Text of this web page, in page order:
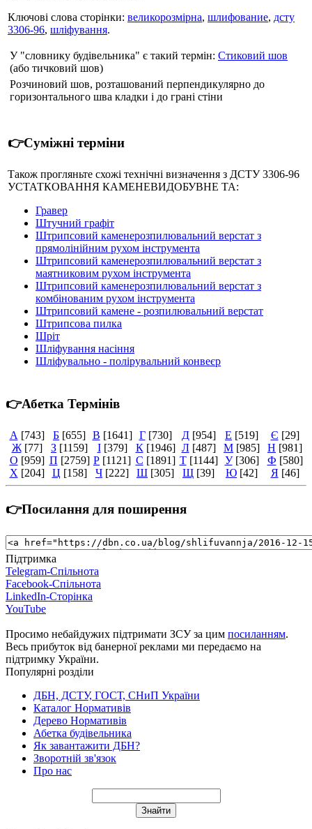
Ключові слова сторінки: великорозмірна, шлифование, дсту
3306-96, шліфування.
У "словнику будівельника" є такий термін: Стиковий шов
(або тичковий шов)
Розчиновий шов, розташований перпендикулярно до
горизонтального шва кладки і до грані стіни
👉Суміжні терміни
Також прогляньте схожі технічні визначення з ДСТУ 3306-96
УСТАТКОВАННЯ КАМЕНЕВИДОБУВНЕ ТА:
Гравер
Штучний графіт
Штрипсовий каменерозпилювальний верстат з
прямолінійним рухом інструмента
Штрипсовий каменерозпилювальний верстат з
маятниковим рухом інструмента
Штрипсовий каменерозпилювальний верстат з
комбінованим рухом інструмента
Штрипсовий камене - розпилювальний верстат
Штрипсова пилка
Шріт
Шліфування насіння
Шліфувально - полірувальний конвеєр
👉Абетка Термінів
А [743] Б [655] В [1641] Г [730] Д [954] Е [519] Є [29]
Ж [77] З [1159] І [379] К [1946] Л [487] М [985] Н [981]
О [959] П [2759] Р [1121] С [1891] Т [1144] У [306] Ф [580]
Х [204] Ц [158] Ч [222] Ш [305] Щ [39] Ю [42] Я [46]
👉Посилання для поширення
Підтримка
Telegram-Спільнота
Facebook-Спільнота
LinkedIn-Сторінка
YouTube
Просимо небайдужих підтримати ЗСУ за цим посиланням.
Весь прибуток від банерної реклами ми передаємо на
підтримку України.
Популярні розділи
ДБН, ДСТУ, ГОСТ, СНиП України
Каталог Нормативів
Дерево Нормативів
Абетка будівельника
Як завантажити ДБН?
Зворотній зв'язок
Про нас